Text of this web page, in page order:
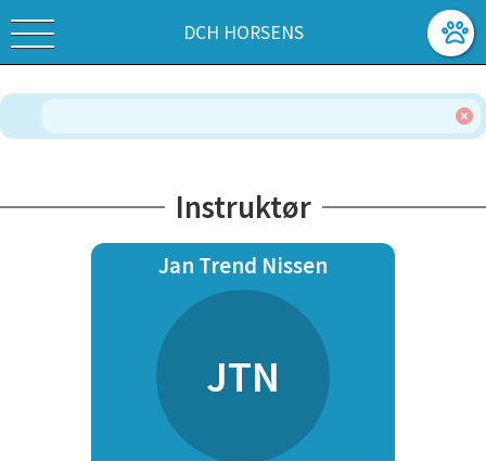
DCH HORSENS
Instruktør
Jan Trend Nissen
JTN